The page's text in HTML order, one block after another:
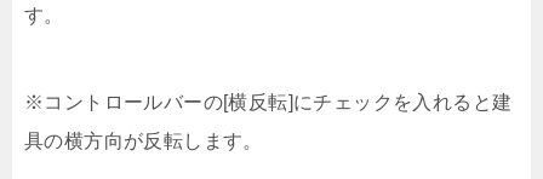
す。
※コントロールバーの[横反転]にチェックを入れると建
具の横方向が反転します。